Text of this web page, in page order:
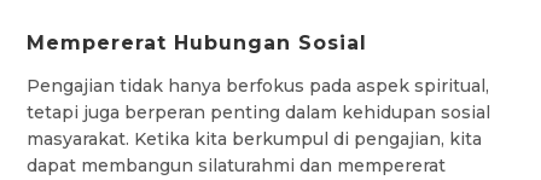
Mempererat Hubungan Sosial
Pengajian tidak hanya berfokus pada aspek spiritual,
tetapi juga berperan penting dalam kehidupan sosial
masyarakat. Ketika kita berkumpul di pengajian, kita
dapat membangun silaturahmi dan mempererat